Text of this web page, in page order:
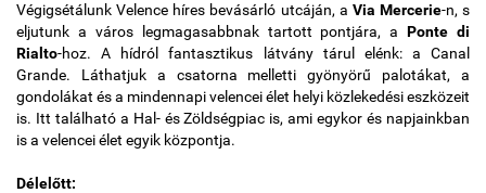
Végigsétálunk Velence híres bevásárló utcáján, a Via Mercerie-n, s
eljutunk a város legmagasabbnak tartott pontjára, aPonte di
Rialto-hoz. A hídról fantasztikus látvány tárul elénk: a Canal
Grande. Láthatjuk a csatorna melletti gyönyörű palotákat, a
gondolákat és a mindennapi velencei élet helyi közlekedési eszközeit
is. Itt található a Hal- és Zöldségpiac is, ami egykor és napjainkban
is a velencei élet egyik központja.
Délelőtt: